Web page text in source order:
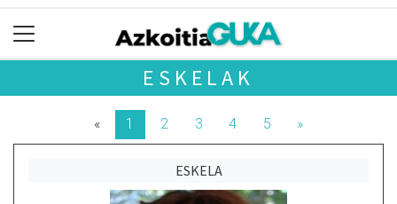
ESKELAK
« 1 2 3 4 5 »
ESKELA